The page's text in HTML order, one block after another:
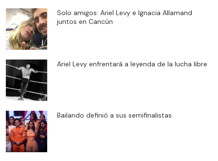
Solo amigos: Ariel Levy e Ignacia Allamand
juntos en Cancún
Ariel Levy enfrentará a leyenda de la lucha libre
Bailando definió a sus semifinalistas